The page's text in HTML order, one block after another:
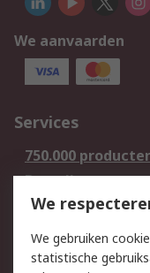
We aanvaarden
Services
750.000
Bestellen
Retouren
Track & Trace
We
We gebruiken
statistische